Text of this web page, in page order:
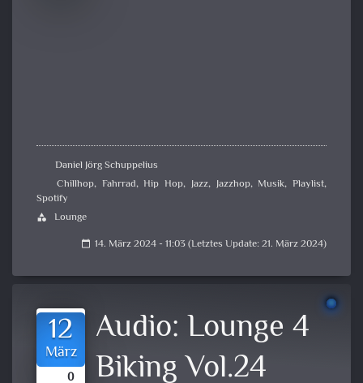
Daniel Jörg Schuppelius
Chillhop, Fahrrad,Hip Hop, Jazz, Jazzhop, Musik,Playlist,
Spotify
category Lounge
calendar_today 14. März 2024 - 11:03 (Letztes Update: 21. März 2024)
12
März
0
Audio: Lounge 4
Biking Vol.24